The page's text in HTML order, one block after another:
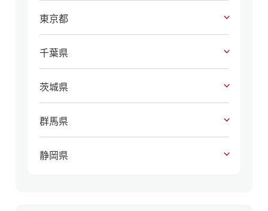
東京都
千葉県
茨城県
群馬県
静岡県